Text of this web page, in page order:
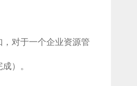
对于一个企业资源管
）。